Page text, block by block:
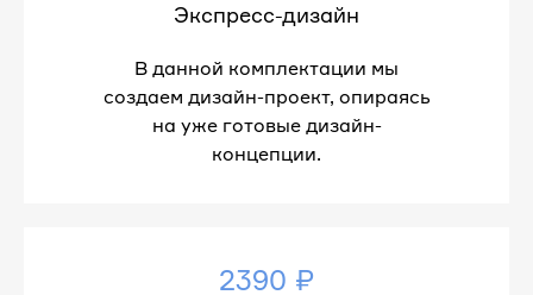
Экспресс-дизайн
В данной комплектации мы
создаем дизайн-проект, опираясь
на уже готовые дизайн-
концепции.
2390 ₽